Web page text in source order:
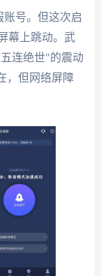
号。但这次启
幕上跳动。武
连绝世"的震动
，但网络屏障